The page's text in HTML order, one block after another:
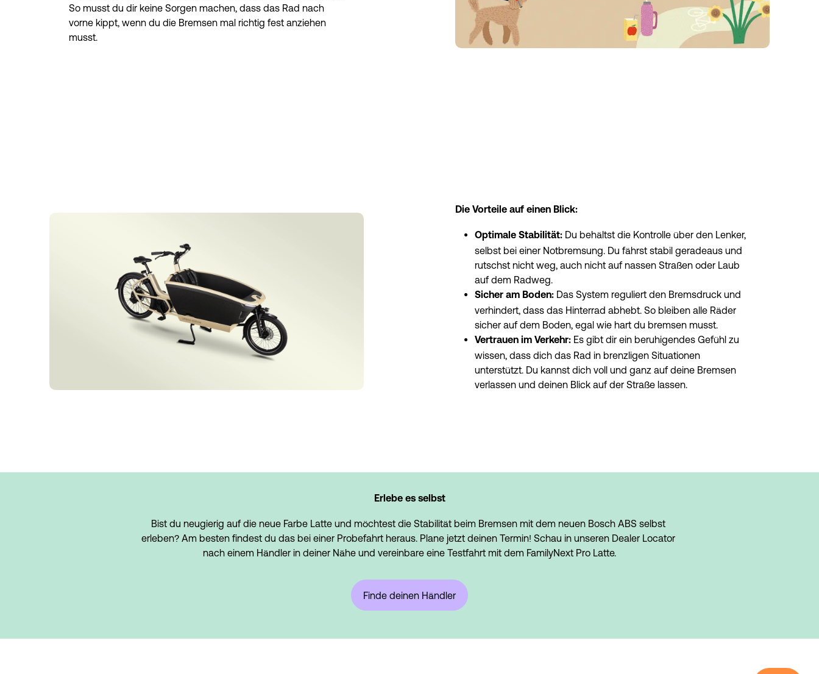
So musst du dir keine Sorgen machen, dass das Rad nach
vorne kippt, wenn du die Bremsen mal richtig fest anziehen
musst.
Die Vorteile auf einen Blick:
Optimale Stabilität: Du behältst die Kontrolle über den Lenker,
selbst bei einer Notbremsung. Du fährst stabil geradeaus und
rutschst nicht weg, auch nicht auf nassen Straßen oder Laub
auf dem Radweg.
Sicher am Boden: Das System reguliert den Bremsdruck und
verhindert, dass das Hinterrad abhebt. So bleiben alle Räder
sicher auf dem Boden, egal wie hart du bremsen musst.
Vertrauen im Verkehr: Es gibt dir ein beruhigendes Gefühl zu
wissen, dass dich das Rad in brenzligen Situationen
unterstützt. Du kannst dich voll und ganz auf deine Bremsen
verlassen und deinen Blick auf der Straße lassen.
Erlebe es selbst
Bist du neugierig auf die neue Farbe Latte und möchtest die Stabilität beim Bremsen mit dem neuen Bosch ABS selbst
erleben? Am besten findest du das bei einer Probefahrt heraus. Plane jetzt deinen Termin! Schau in unseren Dealer Locator
nach einem Händler in deiner Nähe und vereinbare eine Testfahrt mit dem FamilyNext Pro Latte.
Finde deinen Händler